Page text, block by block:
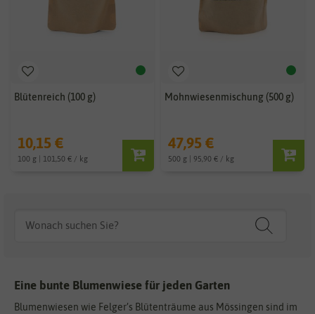
Blütenreich (100 g)
10,15 €
100 g | 101,50 € / kg
Mohnwiesenmischung (500 g)
47,95 €
500 g | 95,90 € / kg
Eine bunte Blumenwiese für jeden Garten
Blumenwiesen wie Felger’s Blütenträume aus Mössingen sind im